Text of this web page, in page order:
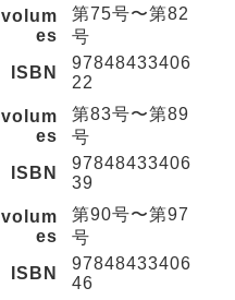
volum
es
第75号〜第82
号
ISBN
97848433406
22
volum
es
第83号〜第89
号
ISBN
97848433406
39
volum
es
第90号〜第97
号
ISBN
97848433406
46